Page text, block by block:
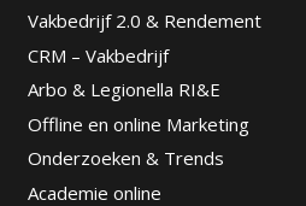
Vakbedrijf 2.0 & Rendement
CRM – Vakbedrijf
Arbo & Legionella RI&E
Offline en online Marketing
Onderzoeken & Trends
Academie online